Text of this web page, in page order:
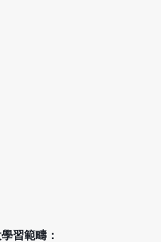
習範疇：